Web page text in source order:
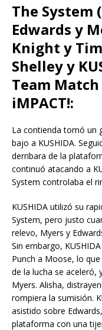
The System
Edwards y
Knight y
Shelley y
Team
iMPACT!:
La contienda tomó un
bajo a KUSHIDA.
derribara de la
continuó atacando a
System controlaba el
KUSHIDA utilizó su
System, pero justo
relevo, Myers y
Sin embargo,
Punch a Moose, lo
de la lucha se aceleró,
Myers. Alisha,
rompiera la sumisión.
asistido sobre
plataforma con una